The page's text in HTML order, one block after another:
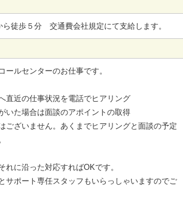
ら徒歩５分 交通費会社規定にて支給します。
ールセンターのお仕事です。
直近の仕事状況を電話でヒアリング
いた場合は面談のアポイントの取得
ございません。あくまでヒアリングと面談の予定
れに沿った対応すればOKです。
サポート専任スタッフもいらっしゃいますのでご